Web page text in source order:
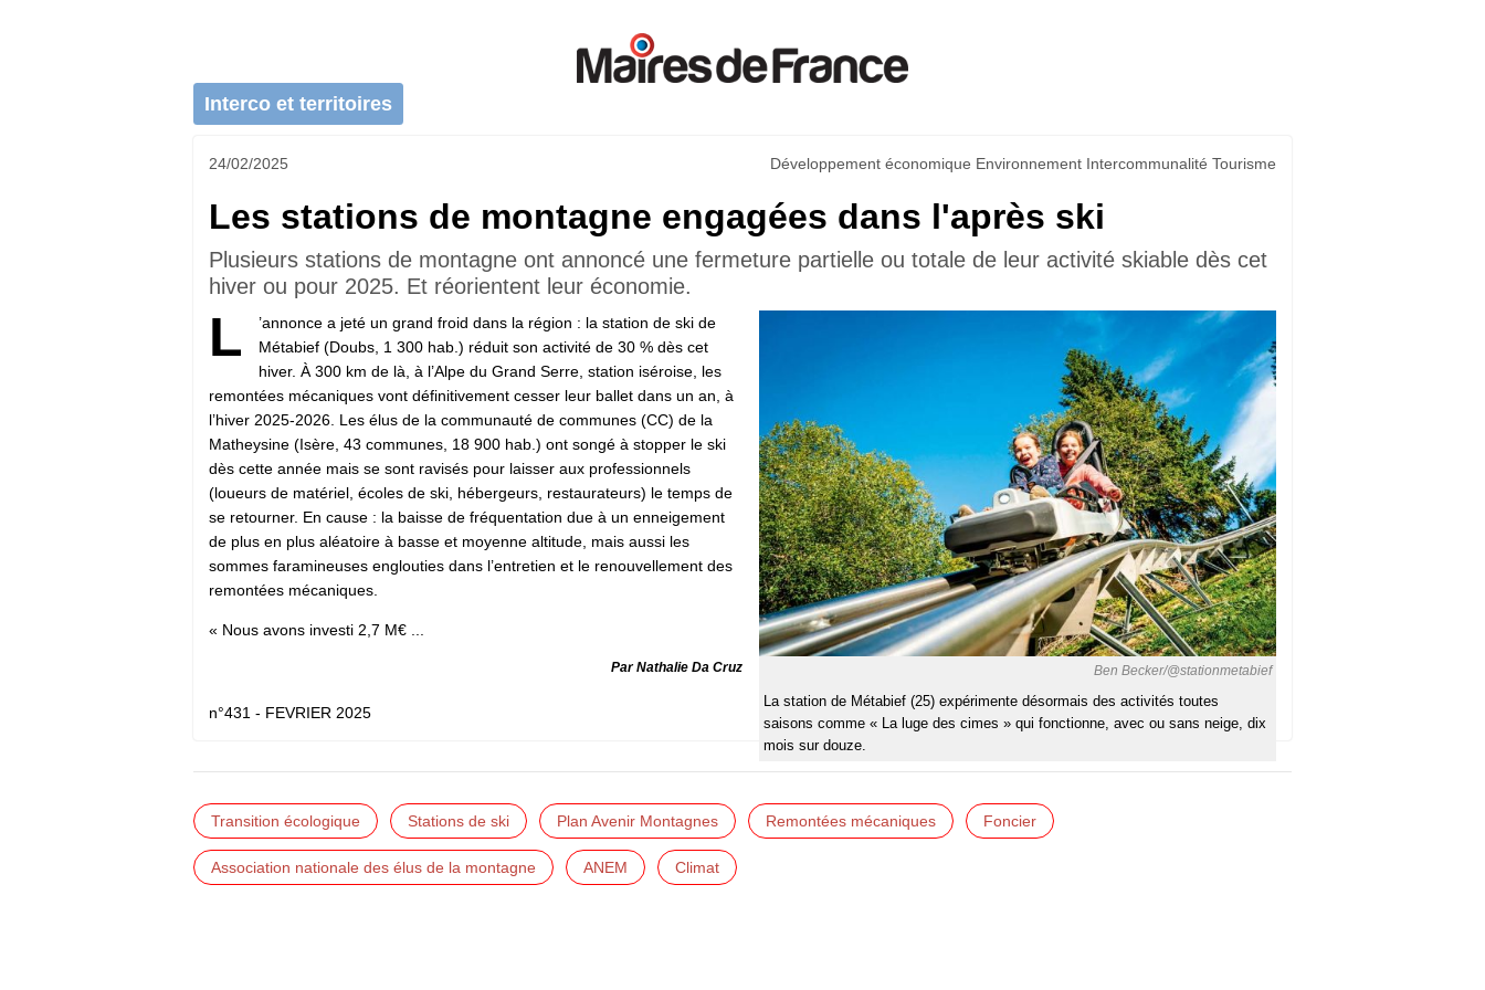
Interco et territoires
24/02/2025 Développement économique Environnement Intercommunalité Tourisme
Les stations de montagne engagées dans l'après ski
Plusieurs stations de montagne ont annoncé une fermeture partielle ou totale de leur activité skiable dès cet
hiver ou pour 2025. Et réorientent leur économie.
Ben Becker/@stationmetabief
La station de Métabief (25) expérimente désormais des activités toutes
saisons comme « La luge des cimes » qui fonctionne, avec ou sans neige, dix
mois sur douze.
L
’annonce a jeté un grand froid dans la région : la station de ski de
Métabief (Doubs, 1 300 hab.) réduit son activité de 30 % dès cet
hiver. À 300 km de là, à l’Alpe du Grand Serre, station iséroise, les
remontées mécaniques vont définitivement cesser leur ballet dans un an, à
l’hiver 2025-2026. Les élus de la communauté de communes (CC) de la
Matheysine (Isère, 43 communes, 18 900 hab.) ont songé à stopper le ski
dès cette année mais se sont ravisés pour laisser aux professionnels
(loueurs de matériel, écoles de ski, hébergeurs, restaurateurs) le temps de
se retourner. En cause : la baisse de fréquentation due à un enneigement
de plus en plus aléatoire à basse et moyenne altitude, mais aussi les
sommes faramineuses englouties dans l’entretien et le renouvellement des
remontées mécaniques.
« Nous avons investi 2,7 M€ ...
Par Nathalie Da Cruz
n°431 - FEVRIER 2025
Transition écologique Stations de ski Plan Avenir Montagnes Remontées mécaniques Foncier
Association nationale des élus de la montagne ANEM Climat